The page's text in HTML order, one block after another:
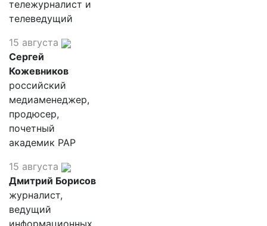
тележурналист и
телеведущий
15 августа
Сергей
Кожевников
российский
медиаменеджер,
продюсер,
почетный
академик РАР
15 августа
Дмитрий Борисов
журналист,
ведущий
информационных